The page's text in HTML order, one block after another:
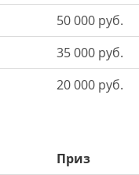
50 000 руб.
35 000 руб.
20 000 руб.
Приз